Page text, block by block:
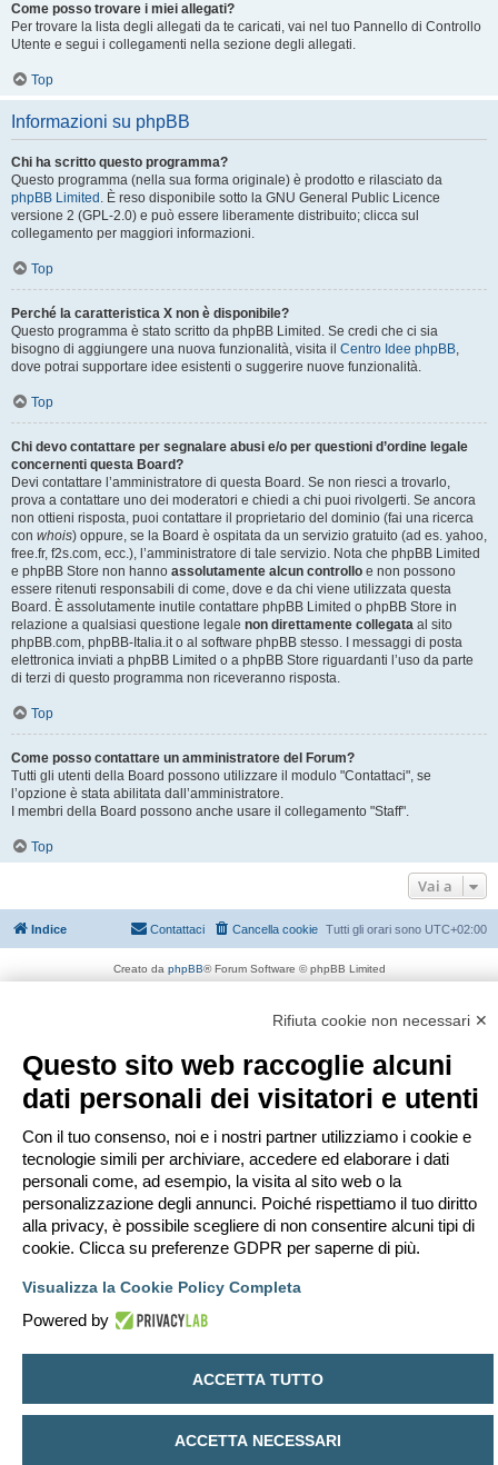
Come posso trovare i miei allegati?
Per trovare la lista degli allegati da te caricati, vai nel tuo Pannello di Controllo
Utente e segui i collegamenti nella sezione degli allegati.
Top
Informazioni su phpBB
Chi ha scritto questo programma?
Questo programma (nella sua forma originale) è prodotto e rilasciato da
phpBB Limited . È reso disponibile sotto la GNU General Public Licence
versione 2 (GPL-2.0) e può essere liberamente distribuito; clicca sul
collegamento per maggiori informazioni.
Top
Perché la caratteristica X non è disponibile?
Questo programma è stato scritto da phpBB Limited. Se credi che ci sia
bisogno di aggiungere una nuova funzionalità, visita il Centro Idee phpBB,
dove potrai supportare idee esistenti o suggerire nuove funzionalità.
Top
Chi devo contattare per segnalare abusi e/o per questioni d’ordine legale
concernenti questa Board?
Devi contattare l’amministratore di questa Board. Se non riesci a trovarlo,
prova a contattare uno dei moderatori e chiedi a chi puoi rivolgerti. Se ancora
non ottieni risposta, puoi contattare il proprietario del dominio (fai una ricerca
con whois) oppure, se la Board è ospitata da un servizio gratuito (ad es. yahoo,
free.fr, f2s.com, ecc.), l’amministratore di tale servizio. Nota che phpBB Limited
e phpBB Store non hanno assolutamente alcun controllo e non possono
essere ritenuti responsabili di come, dove e da chi viene utilizzata questa
Board. È assolutamente inutile contattare phpBB Limited o phpBB Store in
relazione a qualsiasi questione legale non direttamente collegata al sito
phpBB.com, phpBB-Italia.it o al software phpBB stesso. I messaggi di posta
elettronica inviati a phpBB Limited o a phpBB Store riguardanti l’uso da parte
di terzi di questo programma non riceveranno risposta.
Top
Come posso contattare un amministratore del Forum?
Tutti gli utenti della Board possono utilizzare il modulo "Contattaci", se
l’opzione è stata abilitata dall’amministratore.
I membri della Board possono anche usare il collegamento "Staff".
Top
Vai a
Indice Tutti gli orari sono UTC+02:00
Cancella cookie
Contattaci
Creato da phpBB® Forum Software © phpBB Limited
Rifiuta cookie non necessari ✕
Questo sito web raccoglie alcuni
dati personali dei visitatori e utenti
Con il tuo consenso, noi e i nostri partner utilizziamo i cookie e
tecnologie simili per archiviare, accedere ed elaborare i dati
personali come, ad esempio, la visita al sito web o la
personalizzazione degli annunci. Poiché rispettiamo il tuo diritto
alla privacy, è possibile scegliere di non consentire alcuni tipi di
cookie. Clicca su preferenze GDPR per saperne di più.
Visualizza la Cookie Policy Completa
Powered by
ACCETTA TUTTO
ACCETTA NECESSARI